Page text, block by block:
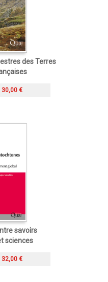
des Terres
30,00 €
savoirs
sciences
32,00 €